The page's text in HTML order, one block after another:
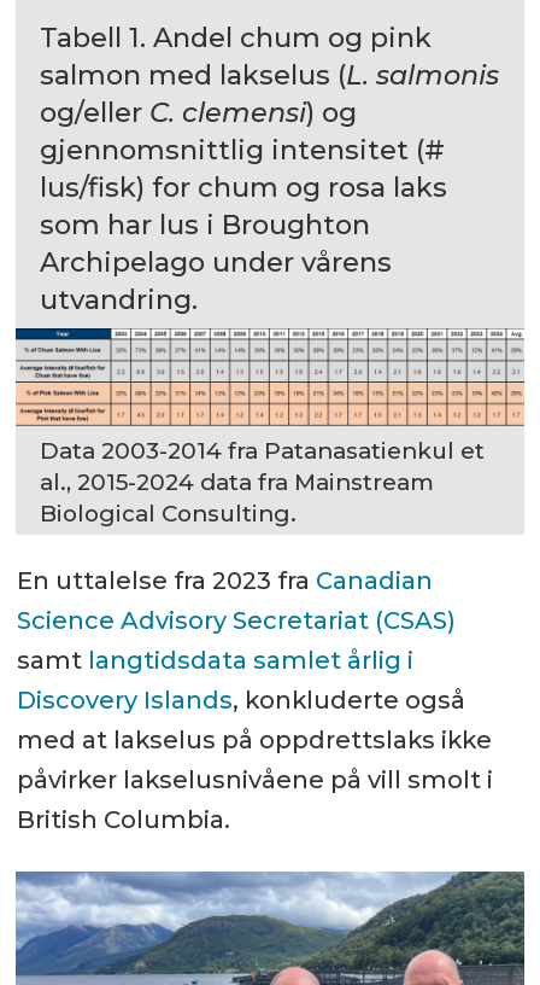
Tabell 1. Andel chum og pink
salmon med lakselus (L. salmonis
og/eller C. clemensi) og
gjennomsnittlig intensitet (#
lus/fisk) for chum og rosa laks
som har lus i Broughton
Archipelago under vårens
utvandring.
Data 2003-2014 fra Patanasatienkul et
al., 2015-2024 data fra Mainstream
Biological Consulting.
En uttalelse fra 2023 fra Canadian
Science Advisory Secretariat (CSAS)
samt langtidsdata samlet årlig i
Discovery Islands, konkluderte også
med at lakselus på oppdrettslaks ikke
påvirker lakselusnivåene på vill smolt i
British Columbia.